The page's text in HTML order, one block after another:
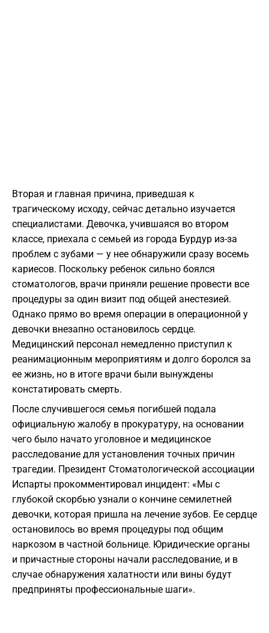
Вторая и главная причина, приведшая к
трагическому исходу, сейчас детально изучается
специалистами. Девочка, учившаяся во втором
классе, приехала с семьей из города Бурдур из-за
проблем с зубами — у нее обнаружили сразу восемь
кариесов. Поскольку ребенок сильно боялся
стоматологов, врачи приняли решение провести все
процедуры за один визит под общей анестезией.
Однако прямо во время операции в операционной у
девочки внезапно остановилось сердце.
Медицинский персонал немедленно приступил к
реанимационным мероприятиям и долго боролся за
ее жизнь, но в итоге врачи были вынуждены
констатировать смерть.
После случившегося семья погибшей подала
официальную жалобу в прокуратуру, на основании
чего было начато уголовное и медицинское
расследование для установления точных причин
трагедии. Президент Стоматологической ассоциации
Испарты прокомментировал инцидент: «Мы с
глубокой скорбью узнали о кончине семилетней
девочки, которая пришла на лечение зубов. Ее сердце
остановилось во время процедуры под общим
наркозом в частной больнице. Юридические органы
и причастные стороны начали расследование, и в
случае обнаружения халатности или вины будут
предприняты профессиональные шаги».